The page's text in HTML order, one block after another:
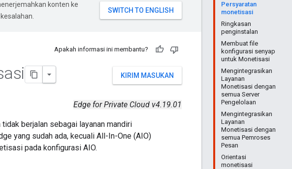
Persyaratan
monetisasi
Ringkasan
penginstalan
Membuat file
konfigurasi senyap
untuk Monetisasi
Mengintegrasikan
Layanan
Monetisasi dengan
semua Server
Pengelolaan
Mengintegrasikan
Layanan
Monetisasi dengan
semua Pemroses
Pesan
Orientasi
monetisasi
konten ke
Apakah informasi ini membantu?
KIRIM MASUKAN
Edge for Private Cloud v4.19.01
berjalan sebagai layanan mandiri
yang sudah ada, kecuali All-In-One (AIO)
pada konfigurasi AIO.